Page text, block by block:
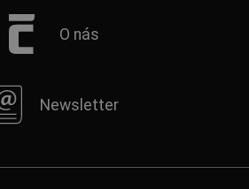
O nás
Newsletter